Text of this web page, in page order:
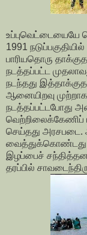
உப்புவெட்டையையே
1991
பாரியதொரு
நடத்தப்பட்ட
நடந்தது
ஆனையிறவு
நடத்தப்பட்டபோது
வெற்றிலைக்கேணிப்
செய்தது
வைத்துக்கொண்டது
இழப்பைச்
தரப்பில்